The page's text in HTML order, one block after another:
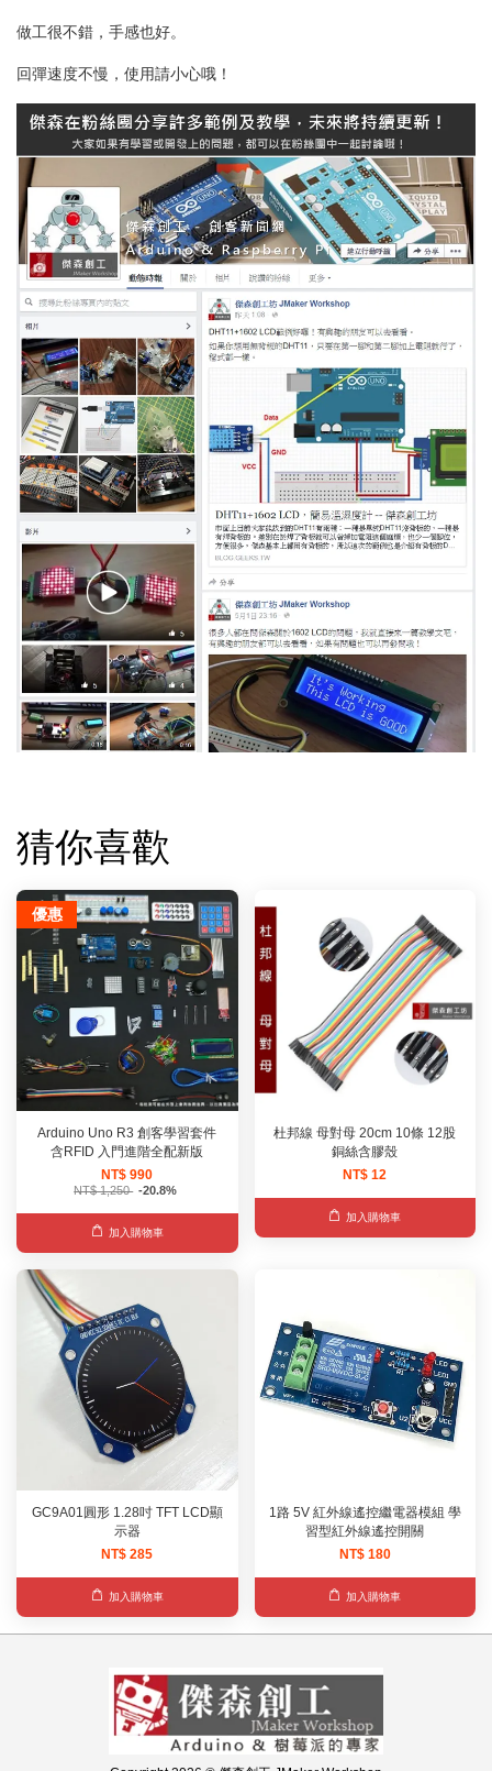
做工很不錯，手感也好。
回彈速度不慢，使用請小心哦！
猜你喜歡
優惠
Arduino Uno R3 創客學習套件
含RFID 入門進階全配新版
NT$ 990
NT$ 1,250 -20.8%
加入購物車
杜邦線 母對母 20cm 10條 12股
銅絲含膠殼
NT$ 12
加入購物車
GC9A01圓形 1.28吋 TFT LCD顯
示器
NT$ 285
加入購物車
1路 5V 紅外線遙控繼電器模組 學
習型紅外線遙控開關
NT$ 180
加入購物車